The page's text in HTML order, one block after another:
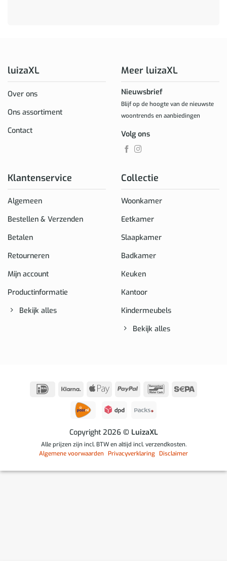
luizaXL
Over ons
Ons assortiment
Contact
Klantenservice
Algemeen
Bestellen & Verzenden
Betalen
Retourneren
Mijn account
Productinformatie
Bekijk alles
Collectie
Woonkamer
Eetkamer
Slaapkamer
Badkamer
Keuken
Kantoor
Kindermeubels
Bekijk alles
Meer luizaXL
Nieuwsbrief
Blijf op de hoogte van de nieuwste
woontrends en aanbiedingen
Volg ons
IDeal Klarna
Apple
PayPal BancontactSepa
Copyright 2026 © LuizaXL
Alle prijzen zijn incl. BTW en altijd incl. verzendkosten.
Algemene voorwaarden Privacyverklaring Disclaimer